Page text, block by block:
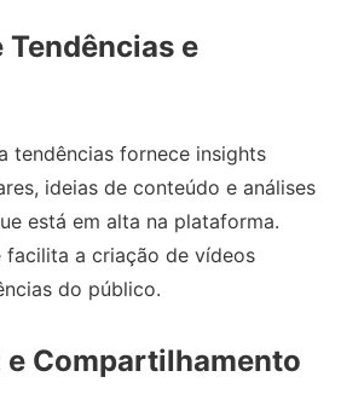
e
tendências fornece insights
ideias de conteúdo e análises
está em alta na plataforma.
facilita a criação de vídeos
do público.
e Compartilhamento